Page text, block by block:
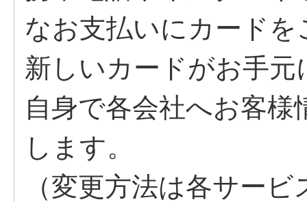
なお支払いにカードを
新しいカードがお手
自身で各会社へお客
します。
（変更方法は各サー